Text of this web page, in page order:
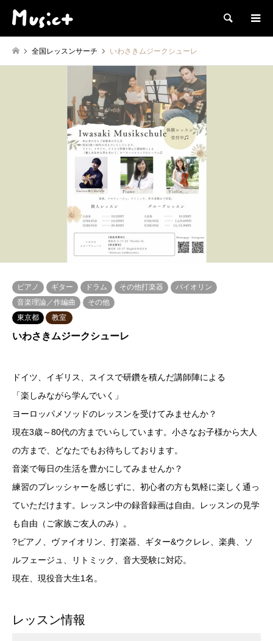
検索
全国レッスンサーチ いわさきムジークシューレ
ピアノ ギター ドラム その他打楽器
バイオリン
音楽理論／作編曲
その他
東京都
教室
いわさきムジークシューレ
ドイツ、イギリス、スイスで研鑽を積んだ講師陣による
「楽しみながら学んでいく」
ヨーロッパメソッドのレッスンを受けてみませんか？
現在3歳～80代の方までいらしています。小さなお子様から大人
の方まで、どなたでもお待ちしております。
音楽で毎日の生活を豊かにしてみませんか？
練習のプレッシャーを感じずに、初心者の方も気軽に楽しく通っ
ていただけます。レッスン中の録音録画は自由。レッスンの見学
も自由（ご家族ご友人のみ）。
?ピアノ、ヴァイオリン、打楽器、ギター&ウクレレ、楽典、ソ
ルフェージュ、リトミック、音大受験に対応。
現在、現役音大生1名。
レッスン情報